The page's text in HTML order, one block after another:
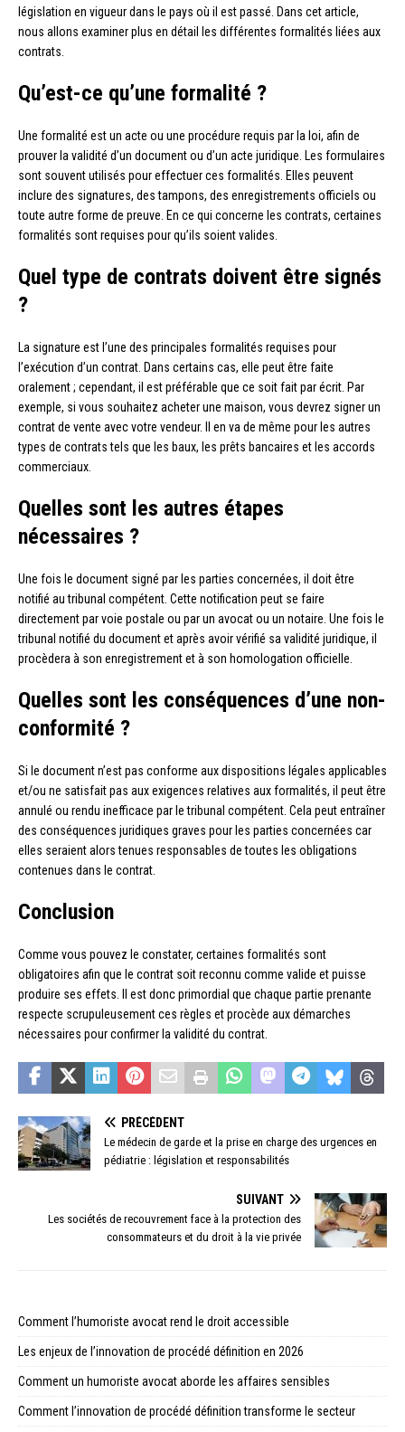
législation en vigueur dans le pays où il est passé. Dans cet article,
nous allons examiner plus en détail les différentes formalités liées aux
contrats.
Qu’est-ce qu’une formalité ?
Une formalité est un acte ou une procédure requis par la loi, afin de
prouver la validité d’un document ou d’un acte juridique. Les formulaires
sont souvent utilisés pour effectuer ces formalités. Elles peuvent
inclure des signatures, des tampons, des enregistrements officiels ou
toute autre forme de preuve. En ce qui concerne les contrats, certaines
formalités sont requises pour qu’ils soient valides.
Quel type de contrats doivent être signés
?
La signature est l’une des principales formalités requises pour
l’exécution d’un contrat. Dans certains cas, elle peut être faite
oralement ; cependant, il est préférable que ce soit fait par écrit. Par
exemple, si vous souhaitez acheter une maison, vous devrez signer un
contrat de vente avec votre vendeur. Il en va de même pour les autres
types de contrats tels que les baux, les prêts bancaires et les accords
commerciaux.
Quelles sont les autres étapes
nécessaires ?
Une fois le document signé par les parties concernées, il doit être
notifié au tribunal compétent. Cette notification peut se faire
directement par voie postale ou par un avocat ou un notaire. Une fois le
tribunal notifié du document et après avoir vérifié sa validité juridique, il
procèdera à son enregistrement et à son homologation officielle.
Quelles sont les conséquences d’une non-
conformité ?
Si le document n’est pas conforme aux dispositions légales applicables
et/ou ne satisfait pas aux exigences relatives aux formalités, il peut être
annulé ou rendu inefficace par le tribunal compétent. Cela peut entraîner
des conséquences juridiques graves pour les parties concernées car
elles seraient alors tenues responsables de toutes les obligations
contenues dans le contrat.
Conclusion
Comme vous pouvez le constater, certaines formalités sont
obligatoires afin que le contrat soit reconnu comme valide et puisse
produire ses effets. Il est donc primordial que chaque partie prenante
respecte scrupuleusement ces règles et procède aux démarches
nécessaires pour confirmer la validité du contrat.
PRÉCÉDENT
Le médecin de garde et la prise en charge des urgences en
pédiatrie : législation et responsabilités
SUIVANT
Les sociétés de recouvrement face à la protection des
consommateurs et du droit à la vie privée
Comment l’humoriste avocat rend le droit accessible
Les enjeux de l’innovation de procédé définition en 2026
Comment un humoriste avocat aborde les affaires sensibles
Comment l’innovation de procédé définition transforme le secteur